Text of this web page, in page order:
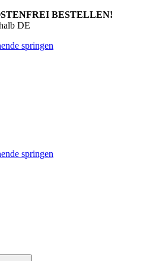
BESTELLEN!
DE
springen
springen